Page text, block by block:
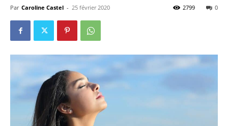
Par Caroline Castel - 25 février 2020 0
2799